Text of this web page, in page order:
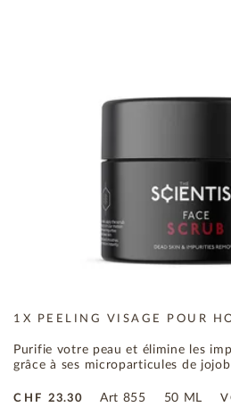
1X PEELING VISAGE POUR
Purifie votre peau et élimine les
grâce à ses microparticules de
CHF23.30 Art 855 50 ML